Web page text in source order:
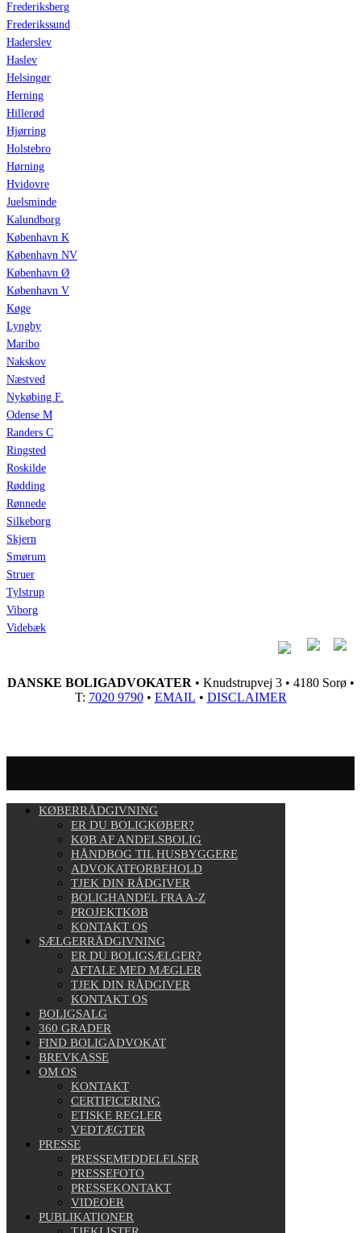
Frederiksberg
Frederikssund
Haderslev
Haslev
Helsingør
Herning
Hillerød
Hjørring
Holstebro
Hørning
Hvidovre
Juelsminde
Kalundborg
København K
København NV
København Ø
København V
Køge
Lyngby
Maribo
Nakskov
Næstved
Nykøbing F.
Odense M
Randers C
Ringsted
Roskilde
Rødding
Rønnede
Silkeborg
Skjern
Smørum
Struer
Tylstrup
Viborg
Videbæk
DANSKE BOLIGADVOKATER • Knudstrupvej 3 • 4180 Sorø •
T: 7020 9790• EMAIL • DISCLAIMER
KØBERRÅDGIVNING
ER DU BOLIGKØBER?
KØB AF ANDELSBOLIG
HÅNDBOG TIL HUSBYGGERE
ADVOKATFORBEHOLD
TJEK DIN RÅDGIVER
BOLIGHANDEL FRA A-Z
PROJEKTKØB
KONTAKT OS
SÆLGERRÅDGIVNING
ER DU BOLIGSÆLGER?
AFTALE MED MÆGLER
TJEK DIN RÅDGIVER
KONTAKT OS
BOLIGSALG
360 GRADER
FIND BOLIGADVOKAT
BREVKASSE
OM OS
KONTAKT
CERTIFICERING
ETISKE REGLER
VEDTÆGTER
PRESSE
PRESSEMEDDELELSER
PRESSEFOTO
PRESSEKONTAKT
VIDEOER
PUBLIKATIONER